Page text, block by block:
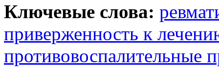
Ключевые слова:
приверженность к
противовоспалительные